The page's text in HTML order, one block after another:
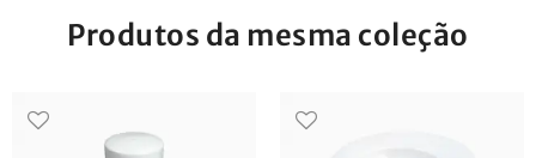
Produtos da mesma coleção